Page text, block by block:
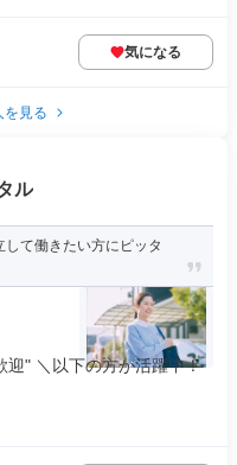
気になる
を見る
ル
して働きたい方にピッタ
迎" ＼以下の方が活躍中！